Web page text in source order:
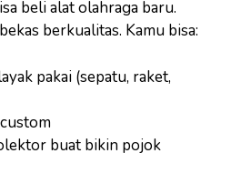
beli alat olahraga baru.
berkualitas. Kamu bisa:
pakai (sepatu, raket,
buat bikin pojok